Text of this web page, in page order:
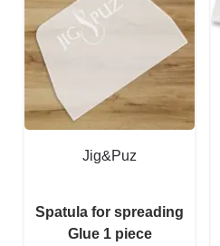
Jig&Puz
Spatula for spreading
Glue 1 piece